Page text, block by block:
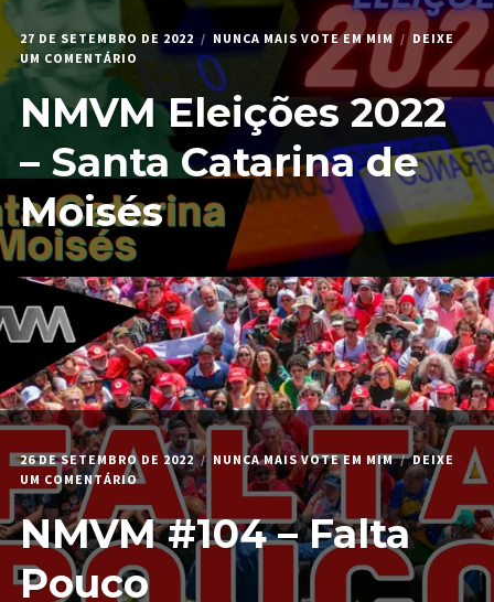
27 DE SETEMBRO DE 2022 NUNCA MAIS VOTE EM MIM
DEIXE
UM COMENTÁRIO
ELEIÇÕES
2022
SANTA
CATARINA
DE
MOISÉS
NMVM Eleições 2022
– Santa Catarina de
Moisés
26 DE SETEMBRO DE 2022 NUNCA MAIS VOTE EM MIM
DEIXE
UM COMENTÁRIOEM
NMVM
#104
–
FALTA
POUCO
NMVM #104 – Falta
Pouco